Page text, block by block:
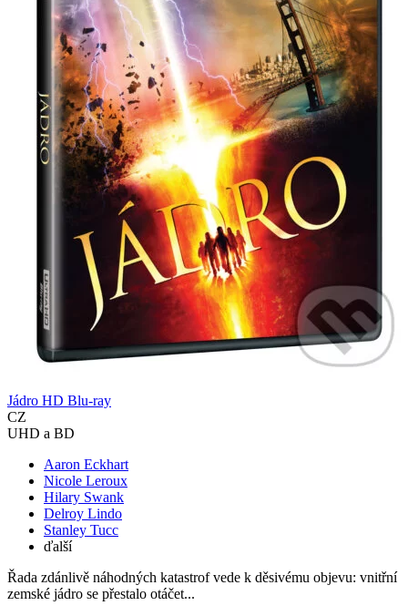
Jádro HD Blu-ray
CZ
UHD a BD
Aaron Eckhart
Nicole Leroux
Hilary Swank
Delroy Lindo
Stanley Tucc
ďalší
Řada zdánlivě náhodných katastrof vede k děsivému objevu: vnitřní
zemské jádro se přestalo otáčet...